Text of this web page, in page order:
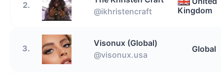
2.
@ikhristencraft
Kingdom
3.
Visonux (Global)
@visonux.usa
Global